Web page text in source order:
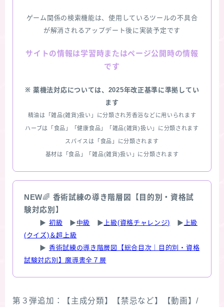
ゲーム関係の検索機能は、使用しているツールの不具合
が解消されるアップデート後に実装予定です
サイトの情報は学習時またはページ公開時の情報
です
※ 薬機法対応については、2025年改正基準に準拠してい
ます
精油は「雑品(雑貨)扱い」に分類され芳香浴などに用いられます
ハーブは「食品」「健康食品」「雑品(雑貨)扱い」に分類されます
スパイスは「食品」に分類されます
基材は「食品」「雑品(雑貨)扱い」に分類されます
NEW🌈 香術試練の導き階層図【目的別・資格試
験対応別】
▶ 初級 ▶ 中級 ▶ 上級(資格チャレンジ) ▶ 上級
(クイズ)＆超上級
▶ 香術試練の導き階層図【総合目次｜目的別・資格
試験対応別】魔導書全７層
第３弾追加：【主成分類】【禁忌など】【動画】/